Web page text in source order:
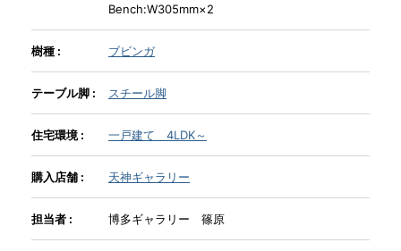
納品事例
INFORMATION
MOKUBA CHANNEL
よくあるご質問
Bench:W305mm×2
樹種 : ブビンガ
テーブル脚 : スチール脚
住宅環境 : 一戸建て 4LDK～
購入店舗 : 天神ギャラリー
担当者 : 博多ギャラリー 篠原